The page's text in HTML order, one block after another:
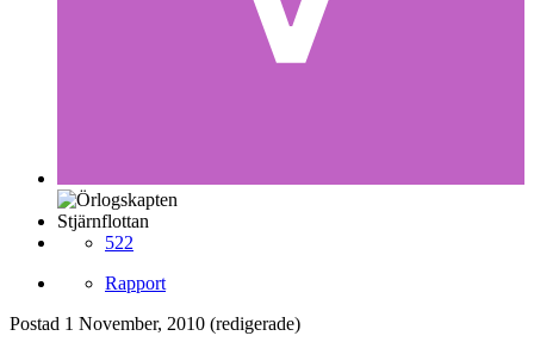
Stjärnflottan
522
Rapport
Postad 1 November, 2010 (redigerade)